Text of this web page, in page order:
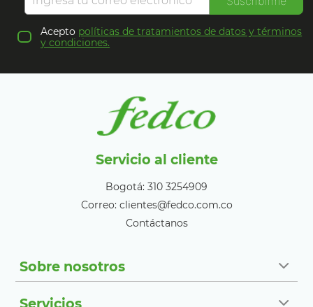
Acepto políticas de tratamientos de datos y términos
y condiciones.
Servicio al cliente
Bogotá: 310 3254909
Correo: clientes@fedco.com.co
Contáctanos
Sobre nosotros